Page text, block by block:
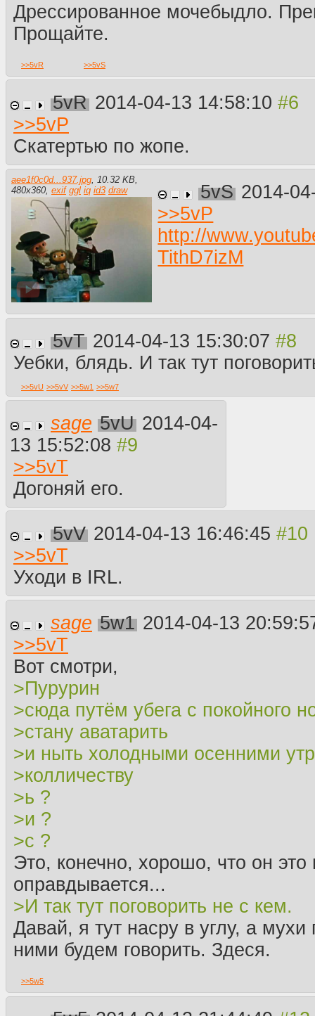
Дрессированное мочебыдло.
Прощайте.
>>5vR >>5vS
5vR 2014-04-13 14:58:10
>>5vP
Скатертью по жопе.
aee1f0c0d...937.jpg, 10.32 KB,
480x360, exif ggl iq id3 draw 5vS 2014-
>>5vP
http://
TithD7izM
5vT 2014-04-13 15:30:07
Уебки, блядь. И так тут
>>5vU >>5vV >>5w1 >>5w7
sage 5vU 2014-04-
13 15:52:08
>>5vT
Догоняй его.
5vV 2014-04-13 16:46:45
>>5vT
Уходи в IRL.
sage 5w1 2014-04-13
>>5vT
Вот смотри,
>Пурурин
>сюда путём убега с покойного
>стану аватарить
>и ныть холодными осенними
>колличеству
>ь ?
>и ?
>с ?
Это, конечно, хорошо, что он это
оправдывается...
>И так тут поговорить не с кем.
Давай, я тут насру в углу, а
ними будем говорить. Здеся.
>>5w5